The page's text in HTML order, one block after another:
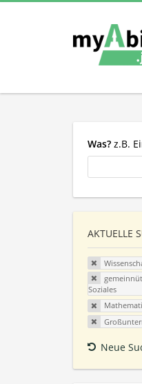
Was? z.B.
AKTUELLE
Soziales
Neue